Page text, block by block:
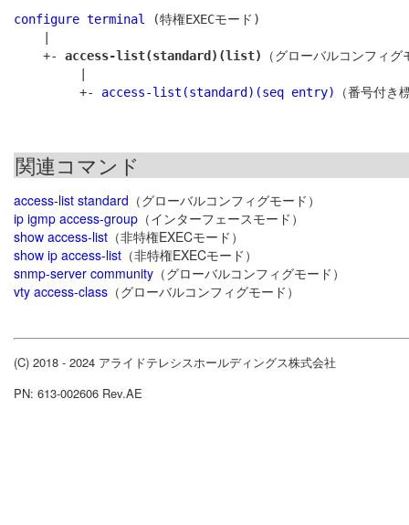
configure terminal
(特権EXECモード)
    +-
access-list(standard)(list)
（グローバルコンフィグ
         +-
access-list(standard)(seq entry)
関連コマンド
access-list standard （グローバルコンフィグモード）
ip igmp access-group （インターフェースモード）
show access-list （非特権EXECモード）
show ip access-list （非特権EXECモード）
snmp-server community （グローバルコンフィグモード）
vty access-class （グローバルコンフィグモード）
(C) 2018 - 2024 アライドテレシスホールディングス株式会社
PN: 613-002606 Rev.AE